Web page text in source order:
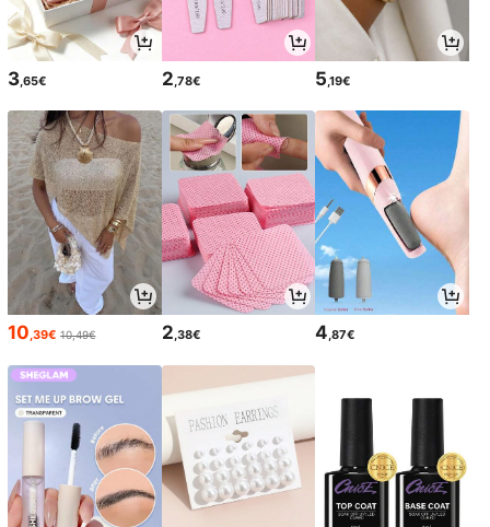
3,65€ 2,78€ 5,19€
10,39€ 10,49€ 2,38€ 4,87€